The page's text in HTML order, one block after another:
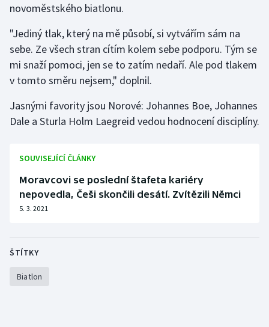
novoměstského biatlonu.
"Jediný tlak, který na mě působí, si vytvářím sám na
sebe. Ze všech stran cítím kolem sebe podporu. Tým se
mi snaží pomoci, jen se to zatím nedaří. Ale pod tlakem
v tomto směru nejsem," doplnil.
Jasnými favority jsou Norové: Johannes Boe, Johannes
Dale a Sturla Holm Laegreid vedou hodnocení disciplíny.
SOUVISEJÍCÍ ČLÁNKY
Moravcovi se poslední štafeta kariéry
nepovedla, Češi skončili desátí. Zvítězili Němci
5. 3. 2021
ŠTÍTKY
Biatlon